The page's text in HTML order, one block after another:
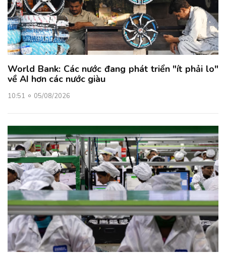
World Bank: Các nước đang phát triển "ít phải lo"
về AI hơn các nước giàu
10:51 05/08/2026